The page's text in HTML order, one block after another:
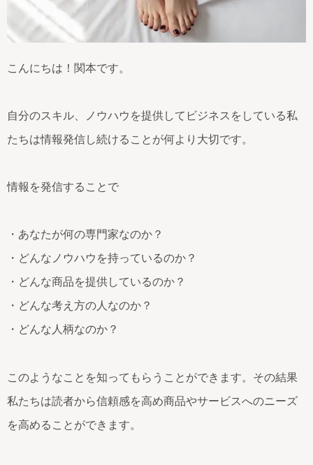
こんにちは！関本です。
自分のスキル、ノウハウを提供してビジネスをしている私
たちは情報発信し続けることが何より大切です。
情報を発信することで
・あなたが何の専門家なのか？
・どんなノウハウを持っているのか？
・どんな商品を提供しているのか？
・どんな考え方の人なのか？
・どんな人柄なのか？
このようなことを知ってもらうことができます。その結果
私たちは読者から信頼感を高め商品やサービスへのニーズ
を高めることができます。